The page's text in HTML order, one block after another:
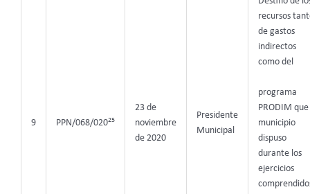
9 PPN/068/02025
23 de
noviembre
de 2020
Presidente
Municipal
recursos
de gastos
indirectos
como del
programa
PRODIM que
municipio
dispuso
durante los
ejercicios